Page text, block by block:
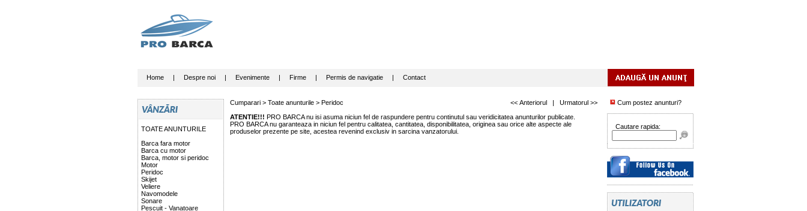
Home| Despre noi| Evenimente| Firme| Permis de navigatie| Contact
TOATE ANUNTURILE
Barca fara motor
Barca cu motor
Barca, motor si peridoc
Motor
Peridoc
Skijet
Veliere
Navomodele
Sonare
Pescuit - Vanatoare
Cumparari > Toate anunturile> Peridoc << Anteriorul| Urmatorul >>
ATENTIE!!! PRO BARCA nu isi asuma niciun fel de raspundere pentru continutul sau veridicitatea anunturilor publicate.
PRO BARCA nu garanteaza in niciun fel pentru calitatea, cantitatea, disponibilitatea, originea sau orice alte aspecte ale
produselor prezente pe site, acestea revenind exclusiv in sarcina vanzatorului.
Cum postez anunturi?
Cautare rapida: